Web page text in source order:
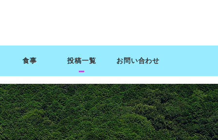
食事 投稿一覧 お問い合わせ